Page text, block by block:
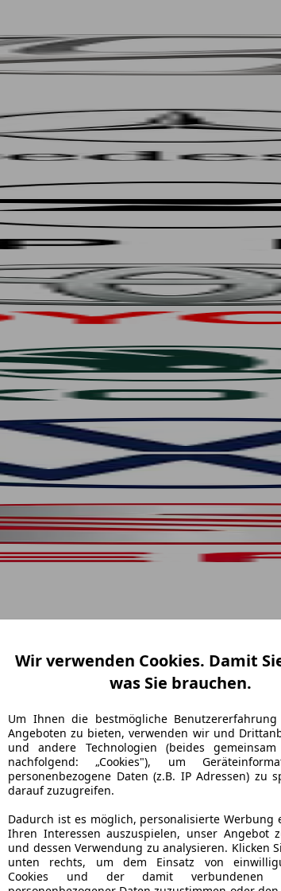
Wir verwenden Cookies. Damit
was Sie brauchen.
Um Ihnen die bestmögliche
Angeboten zu bieten, verwenden wir und
und andere Technologien (beides
nachfolgend: „Cookies"), um
personenbezogene Daten (z.B. IP Adressen) zu
darauf zuzugreifen.
Dadurch ist es möglich, personalisierte Werbung
Ihren Interessen auszuspielen, unser Angebot
und dessen Verwendung zu analysieren. Klicken
unten rechts, um dem Einsatz von
Cookies und der damit verbundenen